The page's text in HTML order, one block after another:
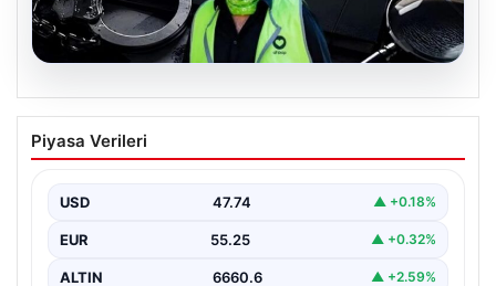
Ahbap Derneği yönetimine kayyum
atandı. Fesih süreci başladı
Piyasa Verileri
USD 47.74 ▲ +0.18%
EUR 55.25 ▲ +0.32%
ALTIN 6660.6 ▲ +2.59%